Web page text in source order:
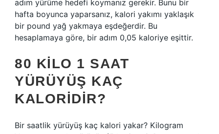
adım yürüme hedefi koymanız gerekir. Bunu bir
hafta boyunca yaparsanız, kalori yakımı yaklaşık
bir pound yağ yakmaya eşdeğerdir. Bu
hesaplamaya göre, bir adım 0,05 kaloriye eşittir.
80 KILO 1 SAAT
YÜRÜYÜŞ KAÇ
KALORIDIR?
Bir saatlik yürüyüş kaç kalori yakar? Kilogram